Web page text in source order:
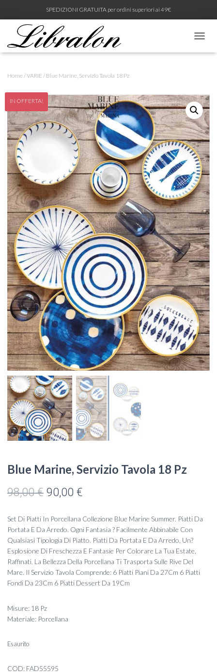
SPEDIZIONI GRATUITA per ordini superiori ai 49€
A
Z
O
N
E
T
O
G
G
L
E
Home /VARIE / Blue Marine, Servizio Tavola 18 Pz
IN OFFERTA!
Blue Marine, Servizio Tavola 18 Pz
98,00€ Il
originale
era:
98,00 €.
90,00 €
attuale
è:
90,00 €.
Set Di Piatti In Porcellana Collezione Blue Marine Summer. Piatti Da
Portata E Da Arredo. Ogni Fantasia ? Facilmente Abbinabile Con
Qualsiasi Tipologia Di Piatto. Piatti Da Portata E Da Arredo, Un?
Esplosione Di Freschezza E Fantasie Per Colorare La Tua Estate,
Raffinati. La Bellezza Della Porcellana Ti Trasporta Sulle Rive Del
Mare. Il Servizio Tavola Comprende: 6 Piatti Piani Da 27Cm 6 Piatti
Fondi Da 23Cm 6 Piatti Dessert Da 19Cm
Misure: 18 Pz
Materiale: Porcellana
Esaurito
COD: FAD55595